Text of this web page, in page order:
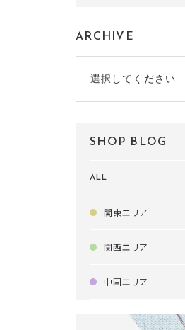
ARCHIVE
選択してください
SHOP BLOG
ALL
関東エリア
関西エリア
中国エリア